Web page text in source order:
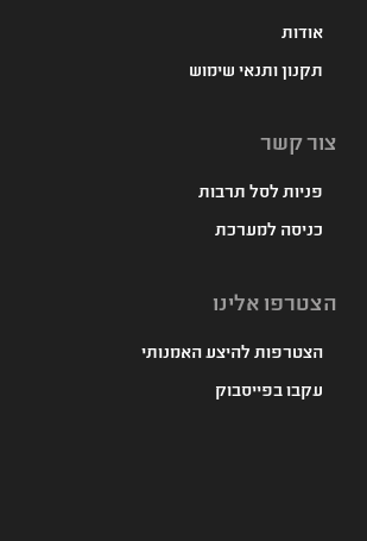
אודות
תקנון ותנאי שימוש
צור קשר
פניות לסל תרבות
כניסה למערכת
הצטרפו אלינו
הצטרפות להיצע האמנותי
עקבו בפייסבוק